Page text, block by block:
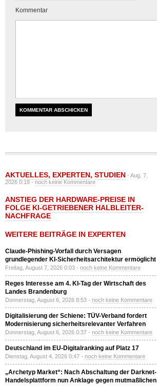
Kommentar
AKTUELLES, EXPERTEN, STUDIEN - Aug. 7,
2026 0:18 -noch keine Kommentare
ANSTIEG DER HARDWARE-PREISE IN
FOLGE KI-GETRIEBENER HALBLEITER-
NACHFRAGE
WEITERE BEITRÄGE IN EXPERTEN
Claude-Phishing-Vorfall durch Versagen
grundlegender KI-Sicherheitsarchitektur ermöglicht
Freitag, August 7, 2026 0:03 - noch keine Kommentare
Reges Interesse am 4. KI-Tag der Wirtschaft des
Landes Brandenburg
Donnerstag, August 6, 2026 8:53 - noch keine Kommentare
Digitalisierung der Schiene: TÜV-Verband fordert
Modernisierung sicherheitsrelevanter Verfahren
Donnerstag, August 6, 2026 0:37 - noch keine Kommentare
Deutschland im EU-Digitalranking auf Platz 17
Dienstag, August 4, 2026 0:47 - noch keine Kommentare
„Archetyp Market“: Nach Abschaltung der Darknet-
Handelsplattform nun Anklage gegen mutmaßlichen